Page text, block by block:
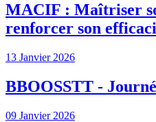
MACIF : Maîtriser
renforcer son
13 Janvier 2026
BBOOSSTT -
09 Janvier 2026